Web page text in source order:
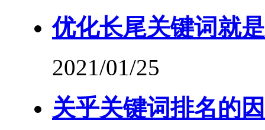
优化长尾关键词就
2021/01/25
关乎关键词排名的